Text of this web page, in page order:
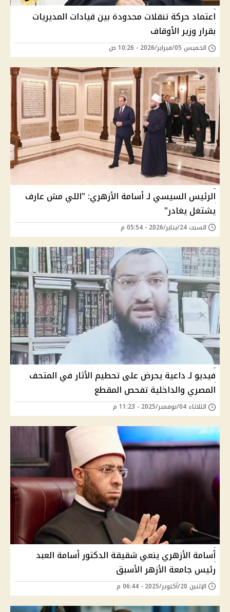
اعتماد حركة تنقلات محدودة بين قيادات المديريات
بقرار وزير الأوقاف
الخميس 05/فبراير/2026 - 10:26 ص
الرئيس السيسي لـ أسامة الأزهري: "اللي مش عارف
يشتغل يغادر"
السبت 24/يناير/2026 - 05:54 م
فيديو لـ داعية يحرض على تحطيم الأثار في المتحف
المصري والداخلية تفحص المقطع
الثلاثاء 04/نوفمبر/2025 - 11:23 م
أسامة الأزهري ينعي شقيقة الدكتور أسامة العبد
رئيس جامعة الأزهر الأسبق
الإثنين 20/أكتوبر/2025 - 06:44 م